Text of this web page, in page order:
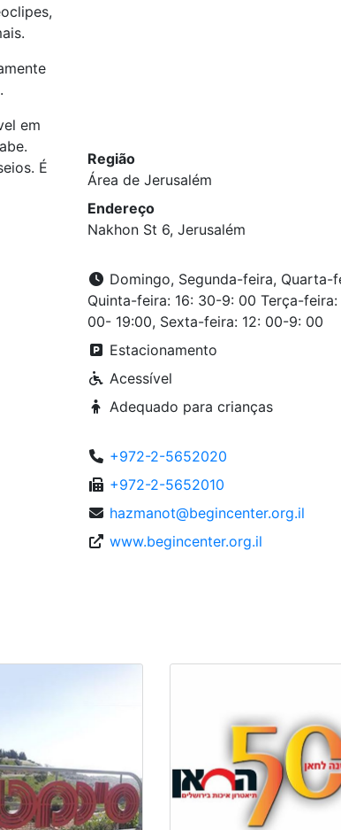
em
É
Região
Área de Jerusalém
Endereço
Nakhon St 6, Jerusalém
Domingo, Segunda-feira, Quarta-
Quinta-feira: 16: 30-9: 00 Terça-
00- 19:00, Sexta-feira: 12: 00-9: 00
Estacionamento
Acessível
Adequado para crianças
+972-2-5652020
+972-2-5652010
hazmanot@begincenter.org.il
www.begincenter.org.il